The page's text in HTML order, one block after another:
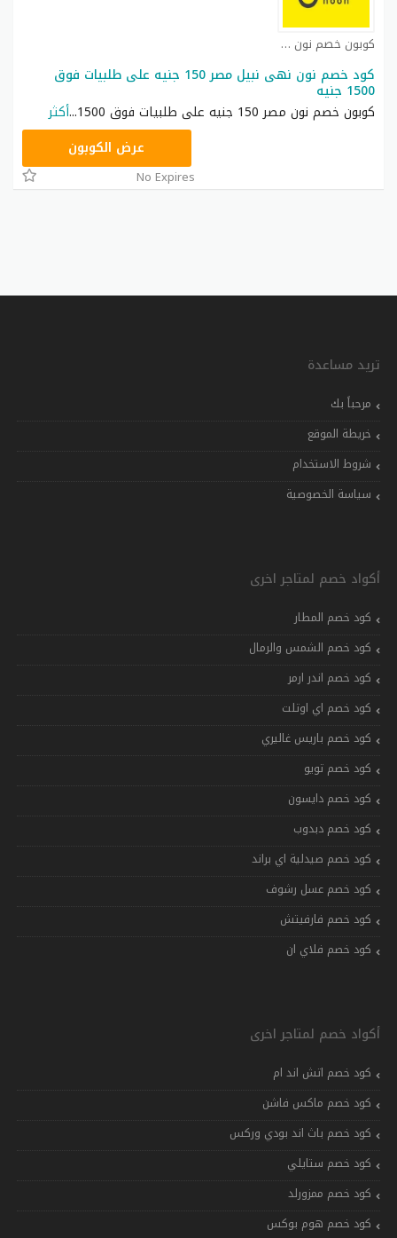
كوبون خصم نون مصر كوبون
كود خصم نون نهى نبيل مصر 150 جنيه على طلبيات فوق
1500 جنيه
كوبون خصم نون مصر 150 جنيه على طلبيات فوق 1500
...أكثر
RRF24عرض الكوبون
No Expires
تريد مساعدة
مرحباً بك
خريطة الموقع
شروط الاستخدام
سياسة الخصوصية
أكواد خصم لمتاجر اخرى
كود خصم المطار
كود خصم الشمس والرمال
كود خصم اندر ارمر
كود خصم اي اوتلت
كود خصم باريس غاليري
كود خصم تويو
كود خصم دايسون
كود خصم دبدوب
كود خصم صيدلية اي براند
كود خصم عسل رشوف
كود خصم فارفيتش
كود خصم فلاي ان
أكواد خصم لمتاجر اخرى
كود خصم اتش اند ام
كود خصم ماكس فاشن
كود خصم باث اند بودي وركس
كود خصم ستايلي
كود خصم ممزورلد
كود خصم هوم بوكس